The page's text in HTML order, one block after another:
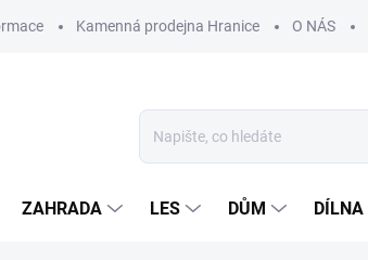
Kamenná prodejna Hranice O NÁS
ZAHRADA LES DŮM DÍLNA